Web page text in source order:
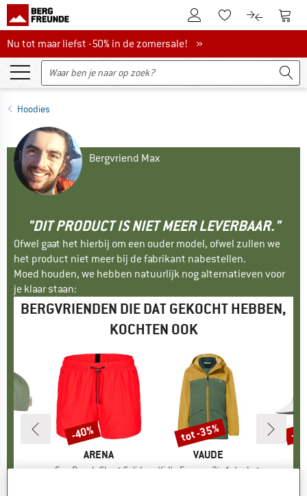
De klantenaccount
Naar deNaar de
Nu tot maar liefst -50% in de zomersale!
Nu tot maar liefst -50% in de zomersale! »
Hoodies
Bergvriend Max
"DIT PRODUCT IS NIET MEER LEVERBAAR."
Ofwel gaat het hierbij om een ouder model, ofwel zullen we
het product niet meer bij de fabrikant nabestellen.
Moed houden, we hebben natuurlijk nog alternatieven voor
je klaar staan:
BERGVRIENDEN DIE DAT GEKOCHT HEBBEN,
KOCHTEN OOK
MERK
ARENA
Artikel
Evo Beach Short Solid
Korting
-40%
MERK
VAUDE
Artikel
Kid's Escape 3in1 Jacket
Korting
tot -35% -